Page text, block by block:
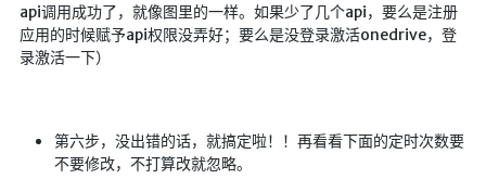
api调用成功了，就像图里的一样。如果少了几个api，要么是注册
应用的时候赋予api权限没弄好；要么是没登录激活onedrive，登
录激活一下）
第六步，没出错的话，就搞定啦！！再看看下面的定时次数要
不要修改，不打算改就忽略。
文字变换特效
夜景